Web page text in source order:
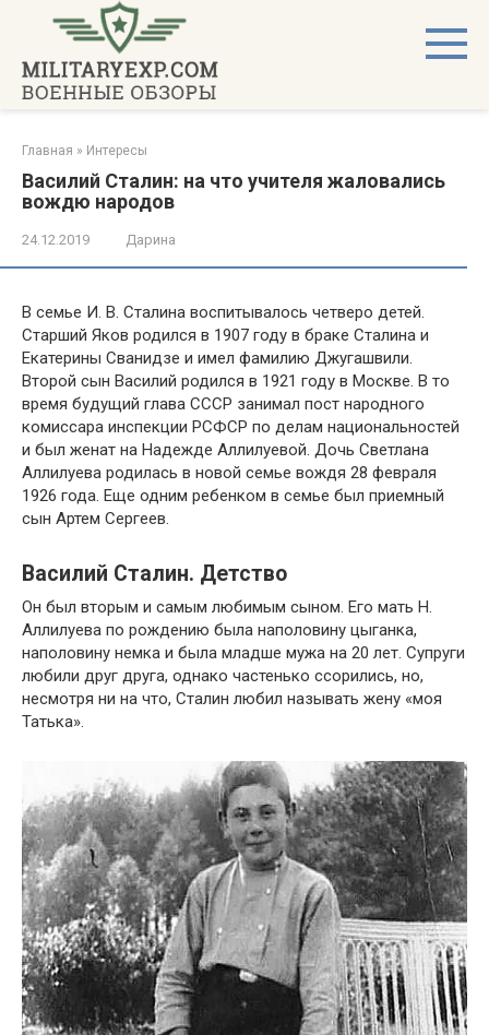
контенту
Главная » Интересы
Василий Сталин: на что учителя жаловались
вождю народов
24.12.2019 Дарина
В семье И. В. Сталина воспитывалось четверо детей.
Старший Яков родился в 1907 году в браке Сталина и
Екатерины Сванидзе и имел фамилию Джугашвили.
Второй сын Василий родился в 1921 году в Москве. В то
время будущий глава СССР занимал пост народного
комиссара инспекции РСФСР по делам национальностей
и был женат на Надежде Аллилуевой. Дочь Светлана
Аллилуева родилась в новой семье вождя 28 февраля
1926 года. Еще одним ребенком в семье был приемный
сын Артем Сергеев.
Василий Сталин. Детство
Он был вторым и самым любимым сыном. Его мать Н.
Аллилуева по рождению была наполовину цыганка,
наполовину немка и была младше мужа на 20 лет. Супруги
любили друг друга, однако частенько ссорились, но,
несмотря ни на что, Сталин любил называть жену «моя
Татька».